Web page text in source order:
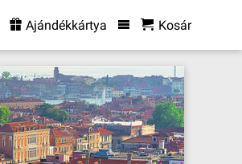
Ajándékkártya Kosár